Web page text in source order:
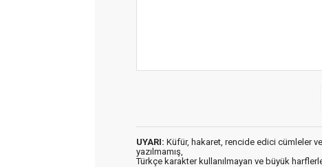
UYARI: Küfür, hakaret, rencide edici cümleler
yazılmamış,
Türkçe karakter kullanılmayan ve büyük